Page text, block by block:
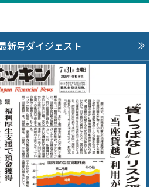
新号ダイジェスト